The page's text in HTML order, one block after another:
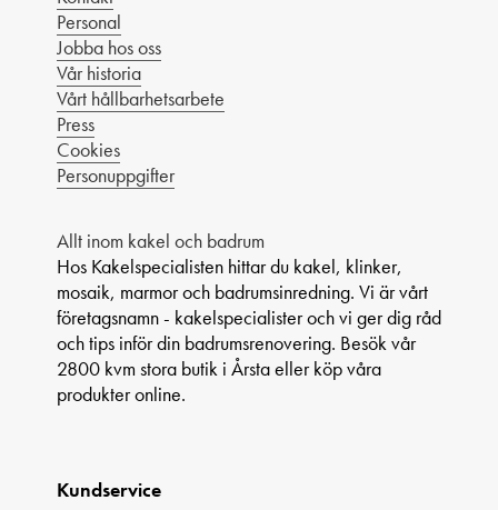
Personal
Jobba hos oss
Vår historia
Vårt hållbarhetsarbete
Press
Cookies
Personuppgifter
Allt inom kakel och badrum
Hos Kakelspecialisten hittar du kakel, klinker,
mosaik, marmor och badrumsinredning. Vi är vårt
företagsnamn - kakelspecialister och vi ger dig råd
och tips inför din badrumsrenovering. Besök vår
2800 kvm stora butik i Årsta eller köp våra
produkter online.
Kundservice